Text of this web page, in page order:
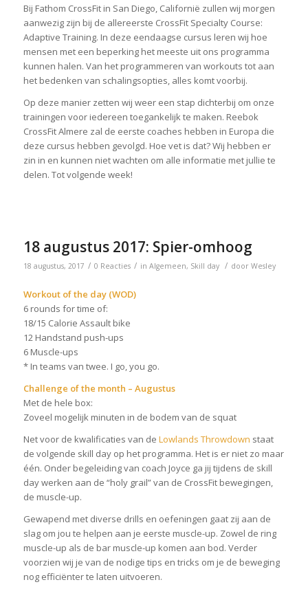
Bij Fathom CrossFit in San Diego, Californië zullen wij morgen
aanwezig zijn bij de allereerste CrossFit Specialty Course:
Adaptive Training. In deze eendaagse cursus leren wij hoe
mensen met een beperking het meeste uit ons programma
kunnen halen. Van het programmeren van workouts tot aan
het bedenken van schalingsopties, alles komt voorbij.
Op deze manier zetten wij weer een stap dichterbij om onze
trainingen voor iedereen toegankelijk te maken. Reebok
CrossFit Almere zal de eerste coaches hebben in Europa die
deze cursus hebben gevolgd. Hoe vet is dat? Wij hebben er
zin in en kunnen niet wachten om alle informatie met jullie te
delen. Tot volgende week!
18 augustus 2017: Spier-omhoog
18 augustus, 2017 / 0 Reacties / in Algemeen, Skill day / door Wesley
Workout of the day (WOD)
6 rounds for time of:
18/15 Calorie Assault bike
12 Handstand push-ups
6 Muscle-ups
* In teams van twee. I go, you go.
Challenge of the month – Augustus
Met de hele box:
Zoveel mogelijk minuten in de bodem van de squat
Net voor de kwalificaties van de Lowlands Throwdown staat
de volgende skill day op het programma. Het is er niet zo maar
één. Onder begeleiding van coach Joyce ga jij tijdens de skill
day werken aan de “holy grail” van de CrossFit bewegingen,
de muscle-up.
Gewapend met diverse drills en oefeningen gaat zij aan de
slag om jou te helpen aan je eerste muscle-up. Zowel de ring
muscle-up als de bar muscle-up komen aan bod. Verder
voorzien wij je van de nodige tips en tricks om je de beweging
nog efficiënter te laten uitvoeren.